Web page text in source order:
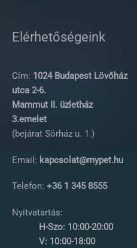
Elérhetőségeink
Cím: 1024 Budapest Lövőház
utca 2-6.
Mammut II. üzletház
3.emelet
(bejárat Sörház u. 1.)
Email: kapcsolat@mypet.hu
Telefon: +36 1 345 8555
Nyitvatartás:
H-Szo: 10:00-20:00
V: 10:00-18:00